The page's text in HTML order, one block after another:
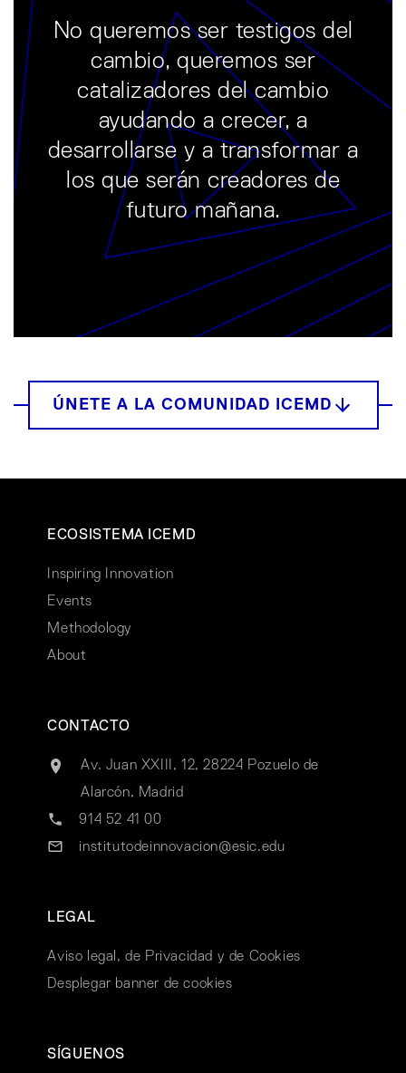
No queremos ser testigos del
cambio, queremos ser
catalizadores del cambio
ayudando a crecer, a
desarrollarse y a transformar a
los que serán creadores de
futuro mañana.
ECOSISTEMA ICEMD
Inspiring Innovation
Events
Methodology
About
CONTACTO
Av. Juan XXIII, 12, 28224 Pozuelo de
Alarcón, Madrid
914 52 41 00
institutodeinnovacion@esic.edu
LEGAL
Aviso legal, de Privacidad y de Cookies
Desplegar banner de cookies
SÍGUENOS